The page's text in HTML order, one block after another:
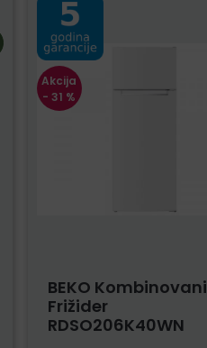
Akcija
- 31 %
BEKO Kombinovani
Frižider
RDSO206K40WN